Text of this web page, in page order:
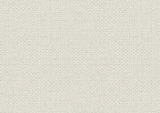
群馬
1907(明治
年度